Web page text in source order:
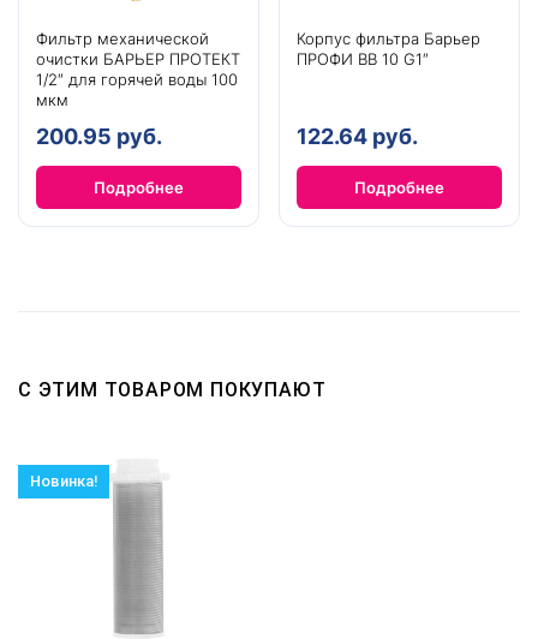
Фильтр механической
очистки БАРЬЕР ПРОТЕКТ
1/2″ для горячей воды 100
мкм
200.95 руб.
Подробнее
Корпус фильтра Барьер
ПРОФИ BB 10 G1″
122.64 руб.
Подробнее
С ЭТИМ ТОВАРОМ ПОКУПАЮТ
Новинка!